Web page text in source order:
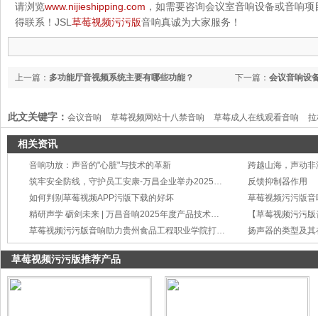
请浏览www.nijieshipping.com ，如需要咨询会议室音响设备或音响
得联系！JSL 草莓视频污污版音响真诚为大家服务！
下一篇： 会议音响设
上一篇： 多功能厅音视频系统主要有哪些功能？
此文关键字： 会议音响 草莓视频网站十八禁音响 草莓成人在线观看音响
家庭草莓视频网站十八禁音响
相关资讯
音响功放：声音的"心脏"与技术的革新
筑牢安全防线，守护员工安康-万昌企业举办2025年度工伤事故处理与预防培训
反馈抑制器作用
如何判别草莓视频APP污版下载的好坏
草莓视频污污版
精研声学 砺剑未来 | 万昌音响2025年度产品技术培训会圆满举行
草莓视频污污版音响助力贵州食品工程职业学院打造智慧会议新标杆
扬声器的类型及
草莓视频污污版推荐产品